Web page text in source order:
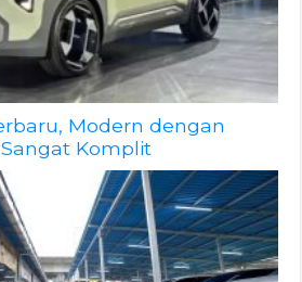
Modern dengan
Komplit